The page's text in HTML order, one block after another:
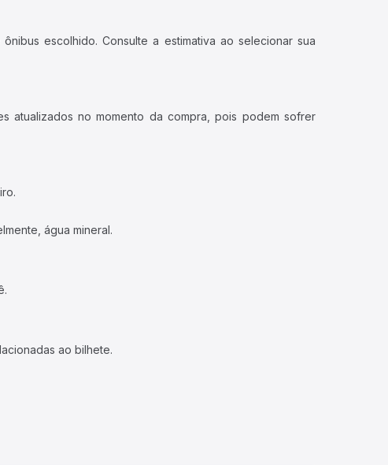
escolhido. Consulte a estimativa ao selecionar sua
atualizados no momento da compra, pois podem sofrer
água mineral.
ao bilhete.